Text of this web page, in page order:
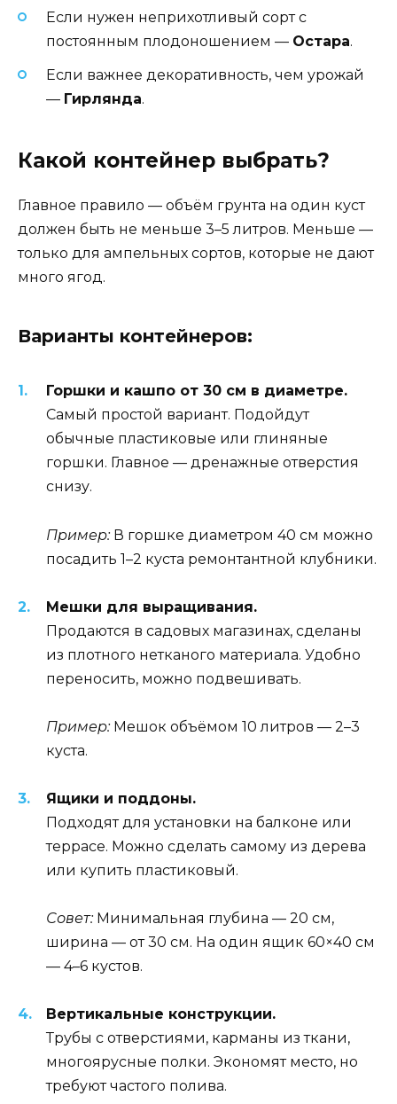
Если нужен неприхотливый сорт с
постоянным плодоношением — Остара.
Если важнее декоративность, чем урожай
— Гирлянда.
Какой контейнер выбрать?
Главное правило — объём грунта на один куст
должен быть не меньше 3–5 литров. Меньше —
только для ампельных сортов, которые не дают
много ягод.
Варианты контейнеров:
Горшки и кашпо от 30 см в диаметре.
Самый простой вариант. Подойдут
обычные пластиковые или глиняные
горшки. Главное — дренажные отверстия
снизу.
Пример:В горшке диаметром 40 см можно
посадить 1–2 куста ремонтантной клубники.
Мешки для выращивания.
Продаются в садовых магазинах, сделаны
из плотного нетканого материала. Удобно
переносить, можно подвешивать.
Пример:Мешок объёмом 10 литров — 2–3
куста.
Ящики и поддоны.
Подходят для установки на балконе или
террасе. Можно сделать самому из дерева
или купить пластиковый.
Совет:Минимальная глубина — 20 см,
ширина — от 30 см. На один ящик 60×40 см
— 4–6 кустов.
Вертикальные конструкции.
Трубы с отверстиями, карманы из ткани,
многоярусные полки. Экономят место, но
требуют частого полива.